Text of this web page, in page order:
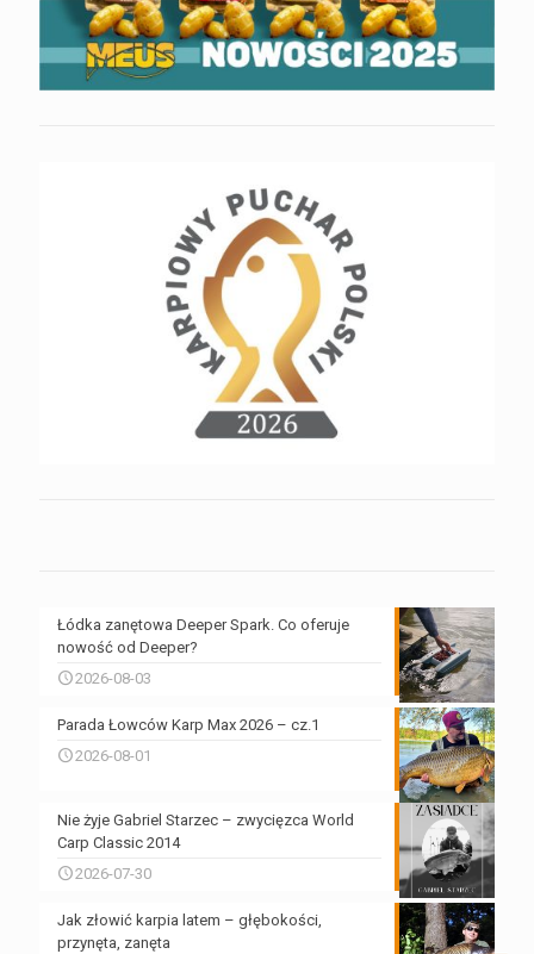
Łódka zanętowa Deeper Spark. Co oferuje
nowość od Deeper?
2026-08-03
Parada Łowców Karp Max 2026 – cz.1
2026-08-01
Nie żyje Gabriel Starzec – zwycięzca World
Carp Classic 2014
2026-07-30
Jak złowić karpia latem – głębokości,
przynęta, zanęta